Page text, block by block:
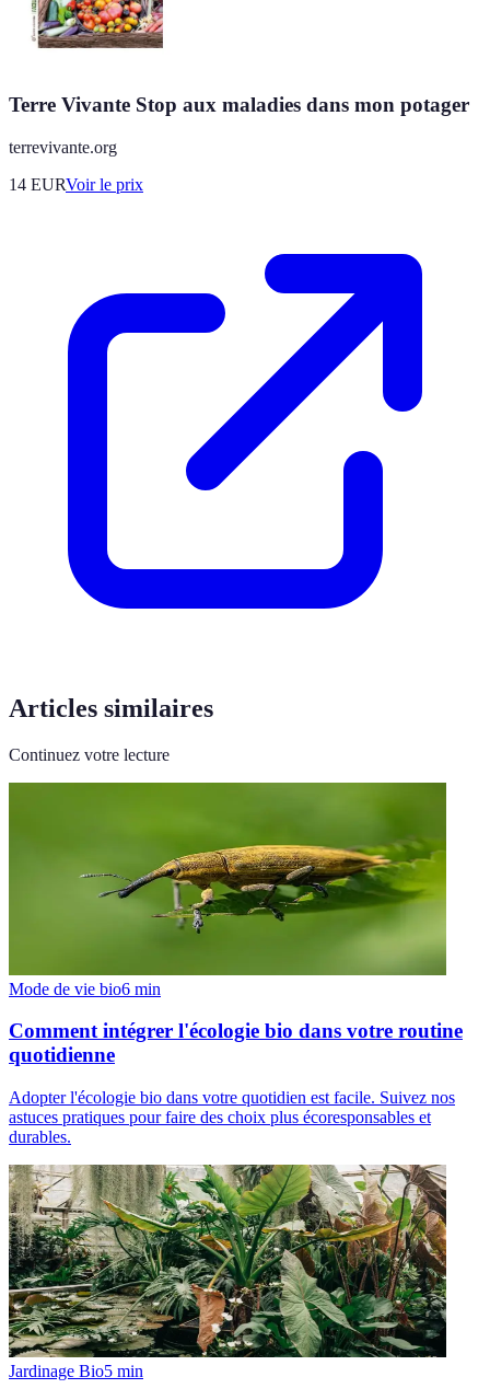
Terre Vivante Stop aux maladies dans mon potager
terrevivante.org
14 EURVoir le prix
Articles similaires
Continuez votre lecture
Mode de vie bio6 min
Comment intégrer l'écologie bio dans votre routine
quotidienne
Adopter l'écologie bio dans votre quotidien est facile. Suivez nos
astuces pratiques pour faire des choix plus écoresponsables et
durables.
Jardinage Bio5 min